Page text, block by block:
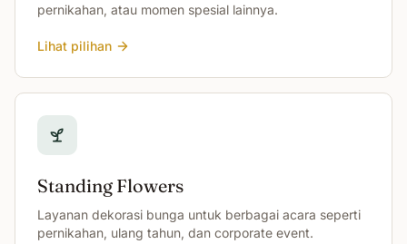
pernikahan, atau momen spesial lainnya.
Lihat pilihan
Standing Flowers
Layanan dekorasi bunga untuk berbagai acara seperti
pernikahan, ulang tahun, dan corporate event.